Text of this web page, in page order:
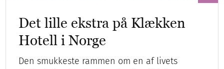
Det lille ekstra på Klækken
Hotell i Norge
Den smukkeste rammen om en af livets